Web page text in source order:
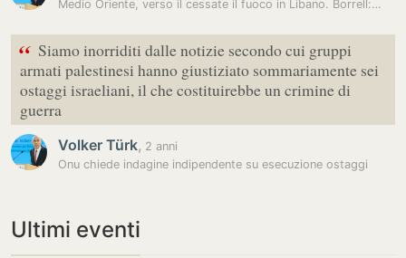
Medio Oriente, verso il cessate il fuoco in Libano. Borrell:…
“ Siamo inorriditi dalle notizie secondo cui gruppi
armati palestinesi hanno giustiziato sommariamente sei
ostaggi israeliani, il che costituirebbe un crimine di
guerra
Volker Türk, 2 anni
Onu chiede indagine indipendente su esecuzione ostaggi
Ultimi eventi